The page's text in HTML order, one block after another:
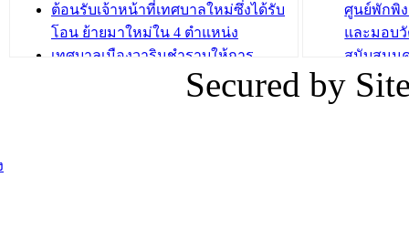
ต้อนรับเจ้าหน้าที่เทศบาลใหม่ซึ่งได้รับ
โอน ย้ายมาใหม่ใน 4 ตำแหน่ง
เทศบาลเมืองวารินชำราบให้การ
ต้อนรับพนักงานเทศบาลผู้ผ่านการ
สรรหาให้ดำรงตำแหน่งสายงานผู้
ศูนย์พักพิ
และมอบ
สนับสนุน
ภัยน้ำท่วม
ภาพบรร
Secured by